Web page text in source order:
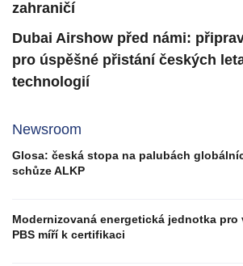
zahraničí
Dubai Airshow před námi:
pro úspěšné přistání českých
technologií
Newsroom
Glosa: česká stopa na palubách
schůze ALKP
Modernizovaná energetická jednotka
PBS míří k certifikaci